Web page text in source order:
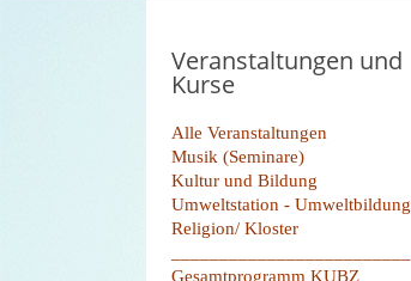
Veranstaltungen und
Kurse
Alle Veranstaltungen
Musik (Seminare)
Kultur und Bildung
Umweltstation - Umweltbildung
Religion/ Kloster
Gesamtprogramm KUBZ